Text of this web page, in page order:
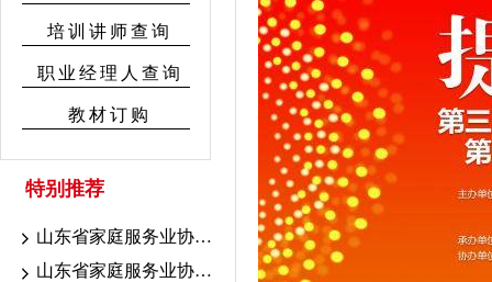
培训讲师查询
职业经理人查询
教材订购
特别推荐
山东省家庭服务业协会7.18-19联考证书颁发公示
山东省家庭服务业协会7.10-16考期证书颁发公示